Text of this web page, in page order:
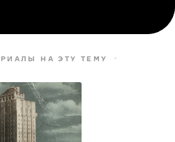
НА ЭТУ ТЕМУ